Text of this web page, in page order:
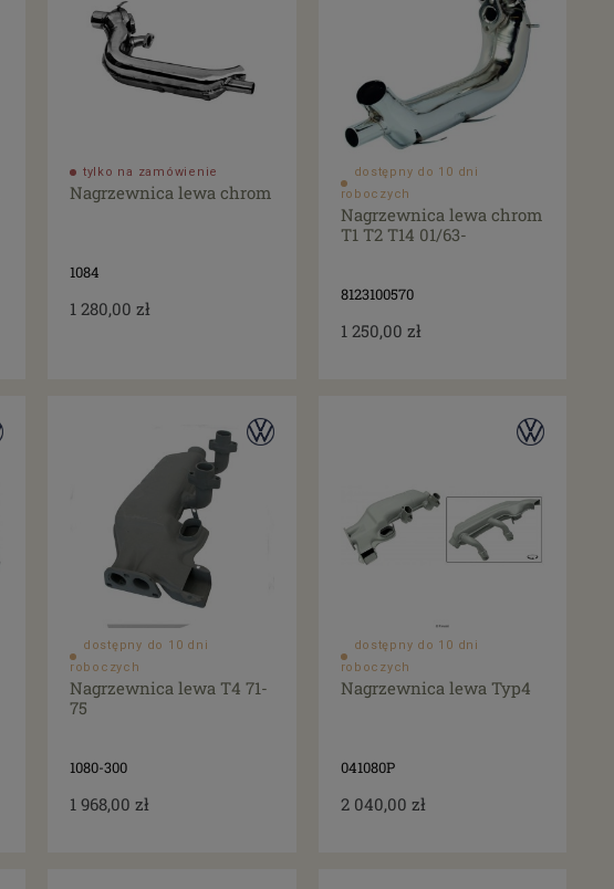
tylko na zamówienie
Nagrzewnica lewa chrom
1084
1 280,00 zł
dostępny do 10 dni
roboczych
Nagrzewnica lewa chrom
T1 T2 T14 01/63-
8123100570
1 250,00 zł
dostępny do 10 dni
roboczych
Nagrzewnica lewa T4 71-
75
1080-300
1 968,00 zł
dostępny do 10 dni
roboczych
Nagrzewnica lewa Typ4
041080P
2 040,00 zł